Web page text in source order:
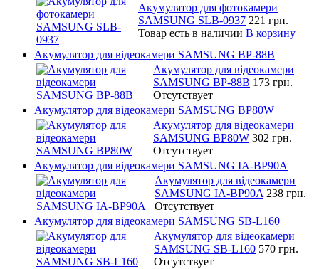
Акумулятор для фотокамери
SAMSUNG SLB-0937 221 грн.
Товар есть в наличии В корзину
Акумулятор для відеокамери SAMSUNG BP-88B
Акумулятор для відеокамери
SAMSUNG BP-88B 173 грн.
Отсутствует
Акумулятор для відеокамери SAMSUNG BP80W
Акумулятор для відеокамери
SAMSUNG BP80W 302 грн.
Отсутствует
Акумулятор для відеокамери SAMSUNG IA-BP90A
Акумулятор для відеокамери
SAMSUNG IA-BP90A 238 грн.
Отсутствует
Акумулятор для відеокамери SAMSUNG SB-L160
Акумулятор для відеокамери
SAMSUNG SB-L160 570 грн.
Отсутствует